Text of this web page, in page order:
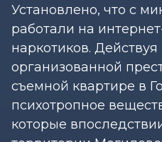
Установлено, что с
работали на
наркотиков. Действуя
организованной
съемной квартире в
психотропное
которые